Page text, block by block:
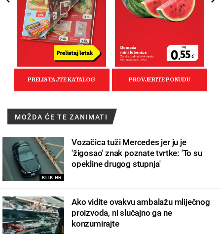
MOŽDA ĆE TE ZANIMATI
KLIK.HR
Vozačica tuži Mercedes jer ju je
'žigosao' znak poznate tvrtke: 'To su
opekline drugog stupnja'
Ako vidite ovakvu ambalažu mliječnog
proizvoda, ni slučajno ga ne
konzumirajte